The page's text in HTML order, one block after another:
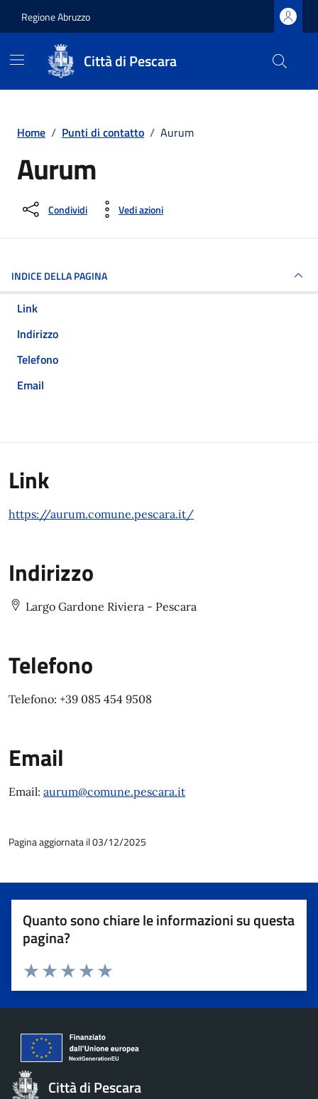
Regione Abruzzo
Città di Pescara
Home / Punti di contatto / Aurum
Aurum
Condividi Vedi azioni
INDICE DELLA PAGINA
Link
Indirizzo
Telefono
Email
Link
https://aurum.comune.pescara.it/
Indirizzo
Largo Gardone Riviera - Pescara
Telefono
Telefono: +39 085 454 9508
Email
Email: aurum@comune.pescara.it
Pagina aggiornata il 03/12/2025
Quanto sono chiare le informazioni su questa
pagina?
Valuta 5 stelle su 5
Valuta 4 stelle su 5
Valuta 3 stelle su 5
Valuta 2 stelle su 5
Valuta 1 stelle su 5
Città di Pescara